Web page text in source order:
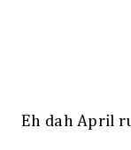
Eh dah April